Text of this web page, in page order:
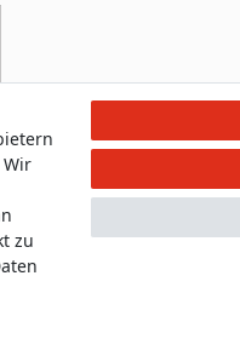
zu